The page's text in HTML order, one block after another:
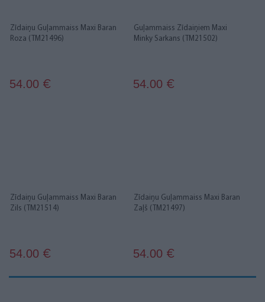
Zīdaiņu Guļammaiss Maxi Baran
Roza (TM21496)
54.00 €
Guļammaiss Zīdaiņiem Maxi
Minky Sarkans (TM21502)
54.00 €
Zīdaiņu Guļammaiss Maxi Baran
Zils (TM21514)
54.00 €
Zīdaiņu Guļammaiss Maxi Baran
Zaļš (TM21497)
54.00 €